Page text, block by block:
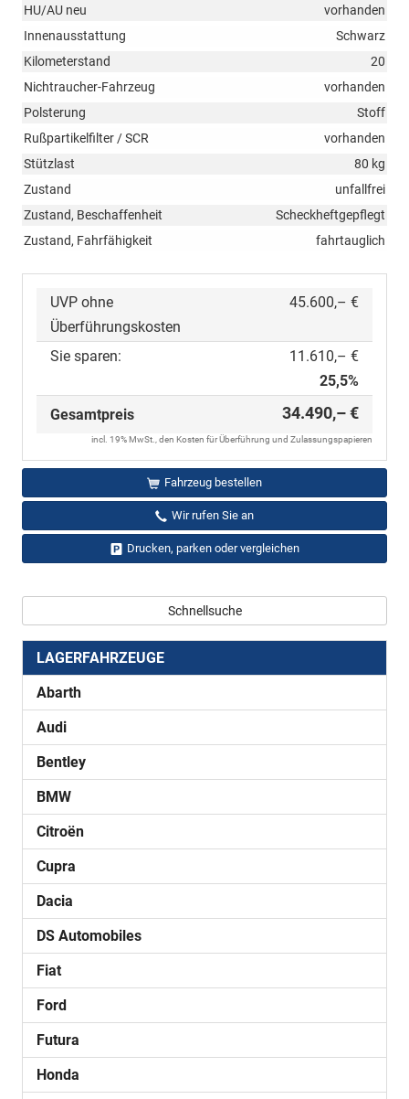
HU/AU neu
vorhanden
Innenausstattung
Schwarz
Kilometerstand
20
Nichtraucher-Fahrzeug
vorhanden
Polsterung
Stoff
Rußpartikelfilter / SCR
vorhanden
Stützlast
80 kg
Zustand
unfallfrei
Zustand, Beschaffenheit
Scheckheftgepflegt
Zustand, Fahrfähigkeit
fahrtauglich
UVP ohne
Überführungskosten
45.600,– €
Sie sparen:
11.610,– €
25,5%
Gesamtpreis
34.490,– €
incl. 19% MwSt., den Kosten für Überführung und Zulassungspapieren
Fahrzeug bestellen
Wir rufen Sie an
Drucken, parken oder vergleichen
Schnellsuche
LAGERFAHRZEUGE
Abarth
Audi
Bentley
BMW
Citroën
Cupra
Dacia
DS Automobiles
Fiat
Ford
Futura
Honda